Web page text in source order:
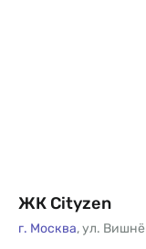
ЖК Cityzen
г. Москва,ул.